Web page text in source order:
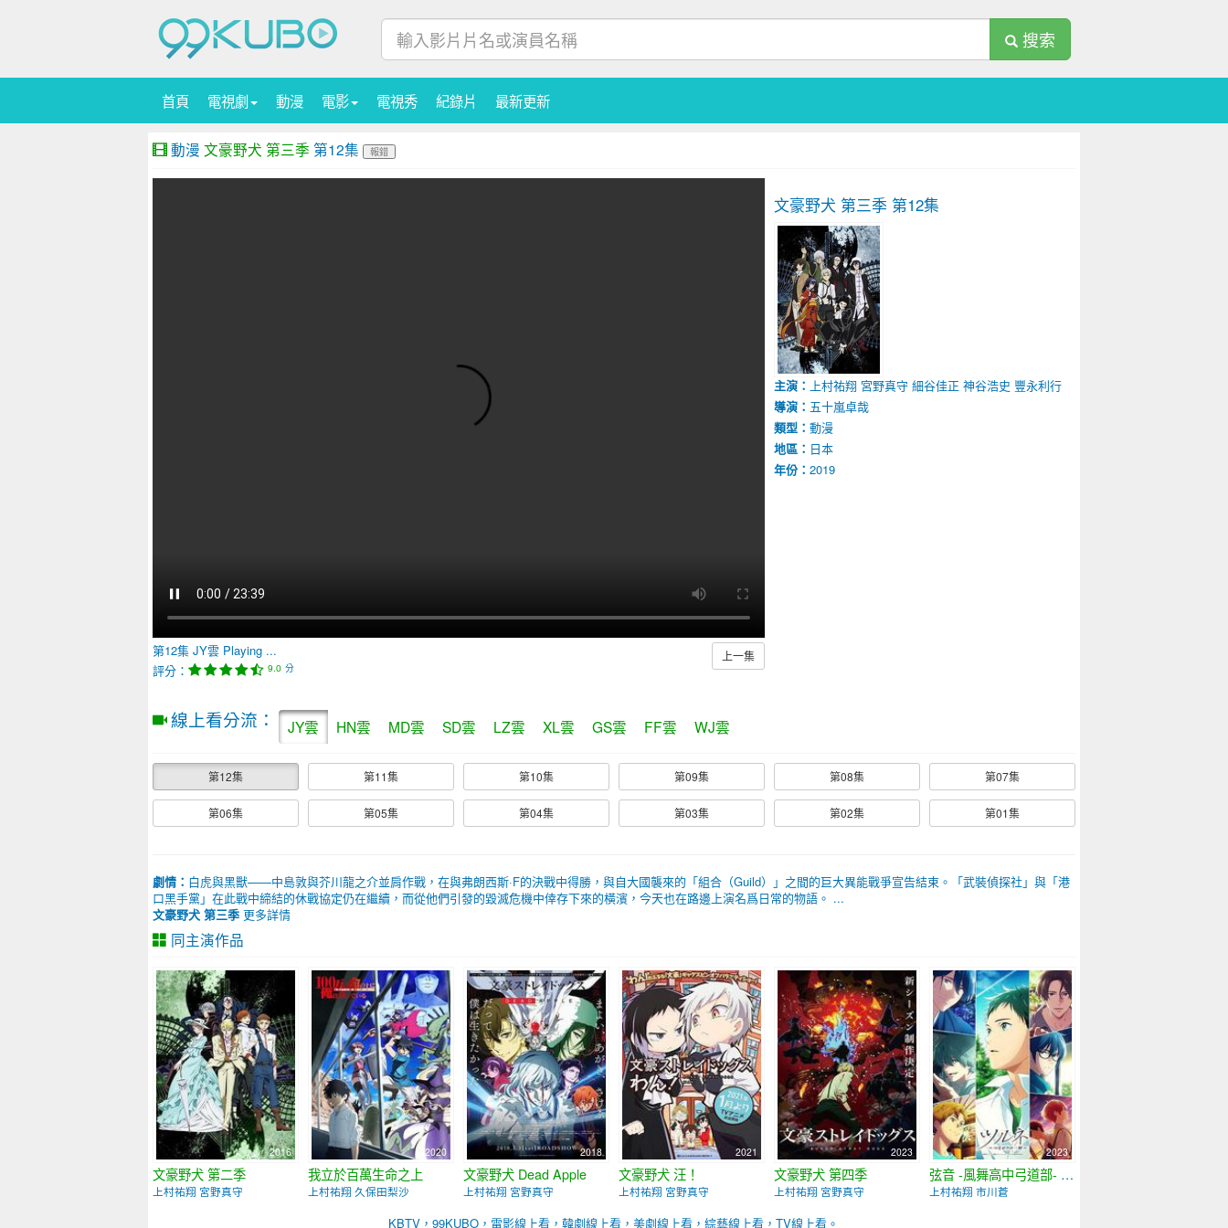
搜索
首頁 電視劇 動漫 電影 電視秀 紀錄片 最新更新
動漫 文豪野犬 第三季 第12集 報錯
第12集 JY雲 Playing ...
評分：
9.0 分
上一集
文豪野犬 第三季 第12集
主演： 上村祐翔 宮野真守 細谷佳正 神谷浩史 豐永利行
導演： 五十嵐卓哉
類型： 動漫
地區： 日本
年份： 2019
線上看分流： JY雲 HN雲 MD雲 SD雲 LZ雲 XL雲 GS雲 FF雲 WJ雲
第12集 第11集 第10集 第09集 第08集 第07集
第06集 第05集 第04集 第03集 第02集 第01集
劇情： 白虎與黑獸——中島敦與芥川龍之介並肩作戰，在與弗朗西斯·F的決戰中得勝，與自大國襲來的「組合（Guild）」之間的巨大異能戰爭宣告結束。「武裝偵探社」與「港
口黑手黨」在此戰中締結的休戰協定仍在繼續，而從他們引發的毀滅危機中倖存下來的橫濱，今天也在路邊上演名爲日常的物語。 ...
文豪野犬 第三季 更多詳情
同主演作品
2016
文豪野犬 第二季
上村祐翔 宮野真守
2020
我立於百萬生命之上
上村祐翔 久保田梨沙
2018
文豪野犬 Dead Apple
上村祐翔 宮野真守
2021
文豪野犬 汪！
上村祐翔 宮野真守
2023
文豪野犬 第四季
上村祐翔 宮野真守
2023
弦音 -風舞高中弓道部- 第二季
上村祐翔 市川蒼
KBTV，99KUBO，電影線上看，韓劇線上看，美劇線上看，綜藝線上看，TV線上看。